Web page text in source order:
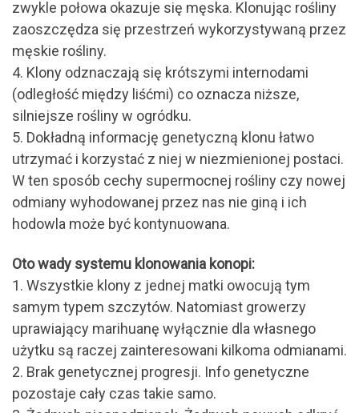
zwykle połowa okazuje się męska. Klonując rośliny
zaoszczędza się przestrzeń wykorzystywaną przez
męskie rośliny.
4. Klony odznaczają się krótszymi internodami
(odległość między liśćmi) co oznacza niższe,
silniejsze rośliny w ogródku.
5. Dokładną informację genetyczną klonu łatwo
utrzymać i korzystać z niej w niezmienionej postaci.
W ten sposób cechy supermocnej rośliny czy nowej
odmiany wyhodowanej przez nas nie giną i ich
hodowla może być kontynuowana.
Oto wady systemu klonowania konopi:
1. Wszystkie klony z jednej matki owocują tym
samym typem szczytów. Natomiast growerzy
uprawiający marihuanę wyłącznie dla własnego
użytku są raczej zainteresowani kilkoma odmianami.
2. Brak genetycznej progresji. Info genetyczne
pozostaje cały czas takie samo.